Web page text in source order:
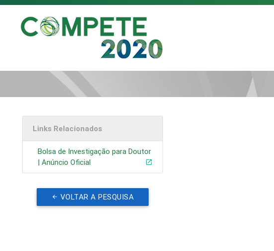
Links Relacionados
Bolsa de Investigação para Doutor
| Anúncio Oficial
VOLTAR A PESQUISA